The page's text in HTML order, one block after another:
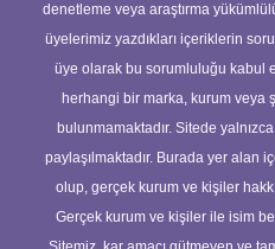
denetleme veya araştırma
üyelerimiz yazdıkları içeriklerin
üye olarak bu sorumluluğu kabul
herhangi bir marka, kurum veya
bulunmamaktadır. Sitede
paylaşılmaktadır. Burada yer alan
olup, gerçek kurum ve kişiler
Gerçek kurum ve kişiler ile isim